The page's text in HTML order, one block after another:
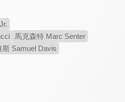
精采絕倫的懸疑驚悚！
馬克森特 Marc Senter
斯 Samuel Davis